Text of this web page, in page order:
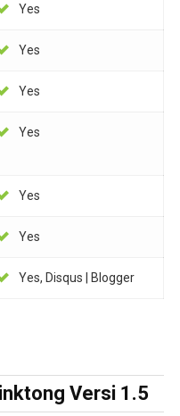
Yes
Yes
Yes
Yes
Yes
Yes
Yes, Disqus | Blogger
Versi 1.5